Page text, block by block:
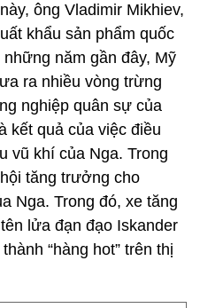
ông Vladimir Mikhiev,
khẩu sản phẩm quốc
năm gần đây, Mỹ
ra nhiều vòng trừng
nghiệp quân sự của
kết quả của việc điều
vũ khí của Nga. Trong
tăng trưởng cho
Nga. Trong đó, xe tăng
lửa đạn đạo Iskander
“hàng hot” trên thị